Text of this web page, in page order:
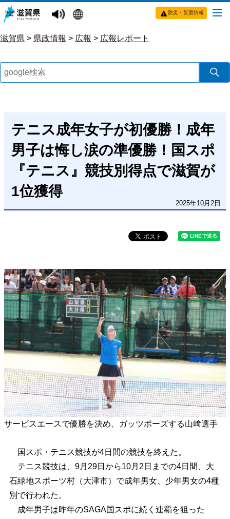
防災・災害情報
滋賀県 > 県政情報 > 広報 > 広報レポート
テニス成年女子が初優勝！成年
男子は悔し涙の準優勝！国スポ
『テニス』競技別得点で滋賀が
1位獲得
2025年10月2日
サービスエースで優勝を決め、ガッツポーズする山﨑選手
国スポ・テニス競技が4日間の競技を終えた。
テニス競技は、9月29日から10月2日までの4日間、大
石緑地スポーツ村（大津市）で成年男女、少年男女の4種
別で行われた。
成年男子は昨年のSAGA国スポに続く連覇を狙った